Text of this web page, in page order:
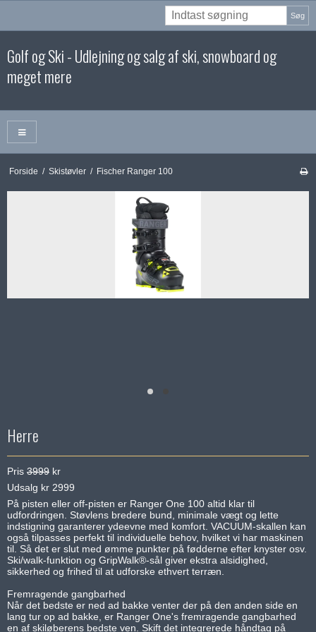
Søg
Golf og Ski - Udlejning og salg af ski, snowboard og
meget mere
Forside / Skistøvler / Fischer Ranger 100
Herre
Pris 3999 kr
Udsalg kr 2999
På pisten eller off-pisten er Ranger One 100 altid klar til
udfordringen. Støvlens bredere bund, minimale vægt og lette
indstigning garanterer ydeevne med komfort. VACUUM-skallen kan
også tilpasses perfekt til individuelle behov, hvilket vi har maskinen
til. Så det er slut med ømme punkter på fødderne efter knyster osv.
Ski/walk-funktion og GripWalk®-sål giver ekstra alsidighed,
sikkerhed og frihed til at udforske ethvert terræn.
Fremragende gangbarhed
Når det bedste er ned ad bakke venter der på den anden side en
lang tur op ad bakke, er Ranger One's fremragende gangbarhed
en af skiløberens bedste ven. Skift det integrerede håndtag på